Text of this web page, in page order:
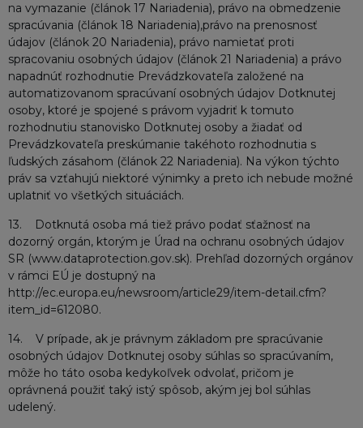
na vymazanie (článok 17 Nariadenia), právo na obmedzenie
spracúvania (článok 18 Nariadenia),právo na prenosnosť
údajov (článok 20 Nariadenia), právo namietať proti
spracovaniu osobných údajov (článok 21 Nariadenia) a právo
napadnúť rozhodnutie Prevádzkovateľa založené na
automatizovanom spracúvaní osobných údajov Dotknutej
osoby, ktoré je spojené s právom vyjadriť k tomuto
rozhodnutiu stanovisko Dotknutej osoby a žiadať od
Prevádzkovateľa preskúmanie takéhoto rozhodnutia s
ľudských zásahom (článok 22 Nariadenia). Na výkon týchto
práv sa vzťahujú niektoré výnimky a preto ich nebude možné
uplatniť vo všetkých situáciách.
13. Dotknutá osoba má tiež právo podať sťažnosť na
dozorný orgán, ktorým je Úrad na ochranu osobných údajov
SR (www.dataprotection.gov.sk). Prehľad dozorných orgánov
v rámci EÚ je dostupný na
http://ec.europa.eu/newsroom/article29/item-detail.cfm?
item_id=612080.
14. V prípade, ak je právnym základom pre spracúvanie
osobných údajov Dotknutej osoby súhlas so spracúvaním,
môže ho táto osoba kedykoľvek odvolať, pričom je
oprávnená použiť taký istý spôsob, akým jej bol súhlas
udelený.